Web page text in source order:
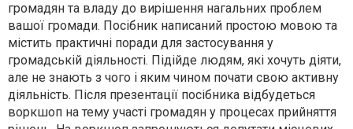
громадян та владу до вирішення нагальних проблем
вашої громади. Посібник написаний простою мовою та
містить практичні поради для застосування у
громадській діяльності. Підійде людям, які хочуть діяти,
але не знають з чого і яким чином почати свою активну
діяльність. Після презентації посібника відбудеться
воркшоп на тему участі громадян у процесах прийняття